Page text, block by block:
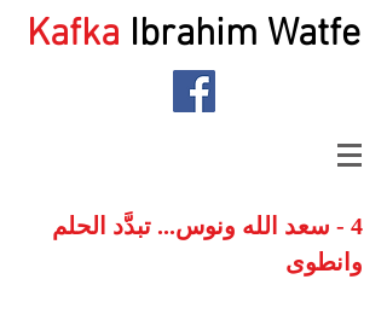
Kafka Ibrahim Watfe
4 - سعد الله ونوس... تبدَّد الحلم
وانطوى